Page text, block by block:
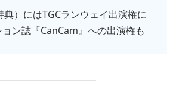
）にはTGCランウェイ出演権に
ン誌『CanCam』への出演権も